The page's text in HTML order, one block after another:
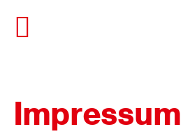
zum
Seiteninhalt
Impressum